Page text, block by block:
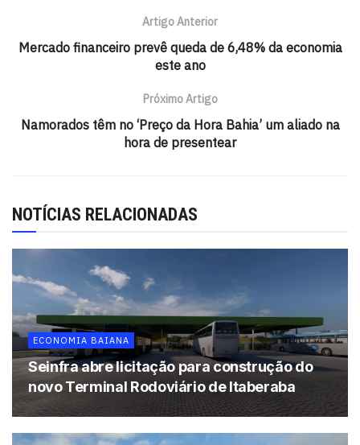
beneficiários nascidos em setembro; na quarta-feira (10),
para 2,6 milhões nascidos em outubro; na quinta-feira
(11), feriado, não haverá liberação; na sexta-feira (12),
(13), para 2,5 milhões nascidos em dezembro.
Segundo a Caixa, quem não sacar o auxílio nesse período
nascimento, a partir da próxima segunda-feira (15).
A transferência dos valores será feita para quem indicou
existente na Caixa. Com isso, esses beneficiários poderão
procurar as instituições financeiras com quem têm
relacionamento, caso queiram sacar.
Segundo a Caixa, mais de 50 bancos participam da
operação de pagamento do auxílio emergencial. Todos os
beneficiários do Bolsa Família elegíveis para o auxílio
emergencial já receberam o crédito da segunda parcela.
Artigo Anterior
Mercado financeiro prevê queda de 6,48% da economia
este ano
Próximo Artigo
Namorados têm no ‘Preço da Hora Bahia’ um aliado na
hora de presentear
NOTÍCIAS RELACIONADAS
ECONOMIA BAIANA
Seinfra abre licitação para construção do
novo Terminal Rodoviário de Itaberaba